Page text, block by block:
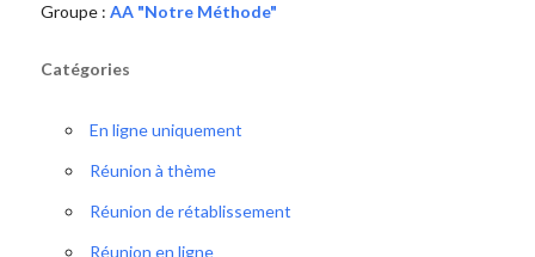
Groupe : AA "Notre Méthode"
Catégories
En ligne uniquement
Réunion à thème
Réunion de rétablissement
Réunion en ligne